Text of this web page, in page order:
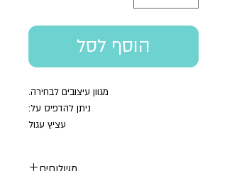
הוסף לסל
מגוון עיצובים לבחירה.
ניתן להדפיס על:
עציץ עגול
משלוחים